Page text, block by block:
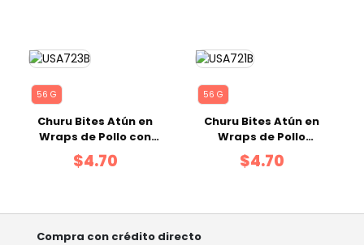
56 G
Churu Bites Atún en
Wraps de Pollo con
Salmón Receta Bolsa
$4.70
56 G
Churu Bites Atún en
Wraps de Pollo
Receta Bolsa
$4.70
Compra con crédito directo